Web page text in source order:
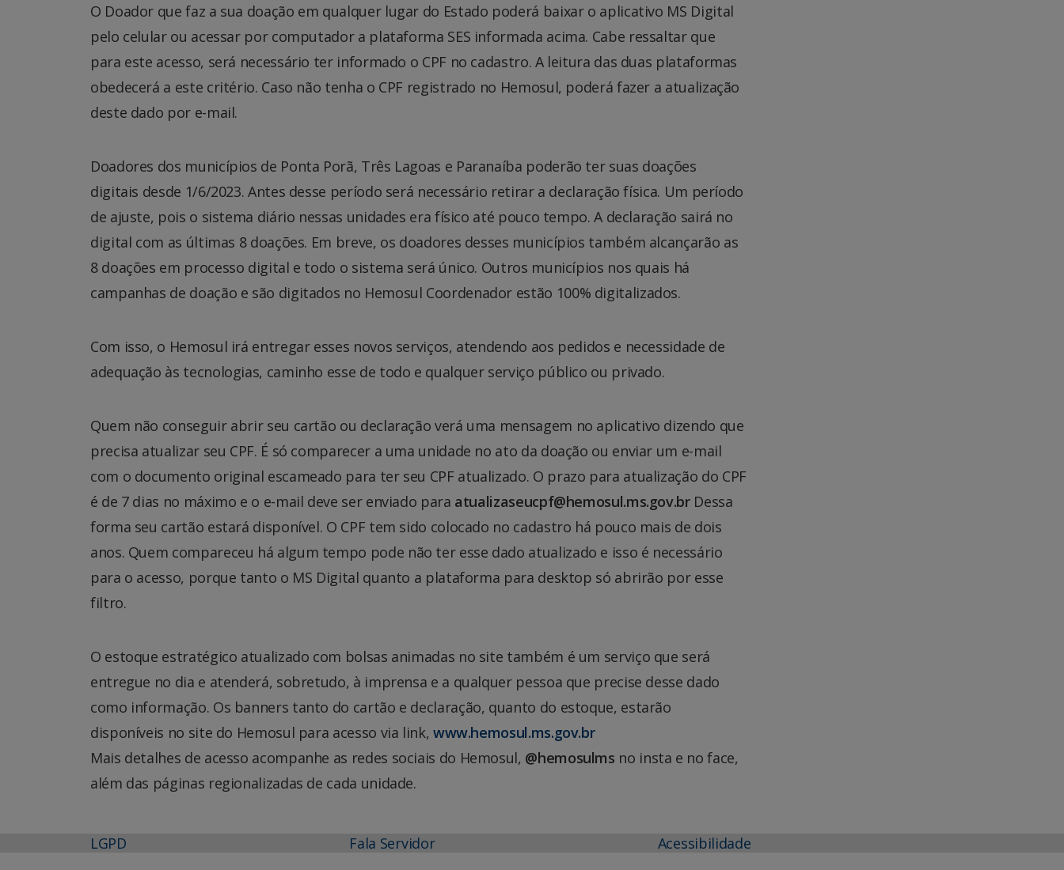
O Doador que faz a sua doação em qualquer lugar do Estado poderá baixar o aplicativo MS Digital
pelo celular ou acessar por computador a plataforma SES informada acima. Cabe ressaltar que
para este acesso, será necessário ter informado o CPF no cadastro. A leitura das duas plataformas
obedecerá a este critério. Caso não tenha o CPF registrado no Hemosul, poderá fazer a atualização
deste dado por e-mail.
Doadores dos municípios de Ponta Porã, Três Lagoas e Paranaíba poderão ter suas doações
digitais desde 1/6/2023. Antes desse período será necessário retirar a declaração física. Um período
de ajuste, pois o sistema diário nessas unidades era físico até pouco tempo. A declaração sairá no
digital com as últimas 8 doações. Em breve, os doadores desses municípios também alcançarão as
8 doações em processo digital e todo o sistema será único. Outros municípios nos quais há
campanhas de doação e são digitados no Hemosul Coordenador estão 100% digitalizados.
Com isso, o Hemosul irá entregar esses novos serviços, atendendo aos pedidos e necessidade de
adequação às tecnologias, caminho esse de todo e qualquer serviço público ou privado.
Quem não conseguir abrir seu cartão ou declaração verá uma mensagem no aplicativo dizendo que
precisa atualizar seu CPF. É só comparecer a uma unidade no ato da doação ou enviar um e-mail
com o documento original escameado para ter seu CPF atualizado. O prazo para atualização do CPF
é de 7 dias no máximo e o e-mail deve ser enviado para atualizaseucpf@hemosul.ms.gov.brDessa
forma seu cartão estará disponível. O CPF tem sido colocado no cadastro há pouco mais de dois
anos. Quem compareceu há algum tempo pode não ter esse dado atualizado e isso é necessário
para o acesso, porque tanto o MS Digital quanto a plataforma para desktop só abrirão por esse
filtro.
O estoque estratégico atualizado com bolsas animadas no site também é um serviço que será
entregue no dia e atenderá, sobretudo, à imprensa e a qualquer pessoa que precise desse dado
como informação. Os banners tanto do cartão e declaração, quanto do estoque, estarão
disponíveis no site do Hemosul para acesso via link, www.hemosul.ms.gov.br
Mais detalhes de acesso acompanhe as redes sociais do Hemosul, @hemosulms no insta e no face,
além das páginas regionalizadas de cada unidade.
LGPD Fala Servidor Acessibilidade